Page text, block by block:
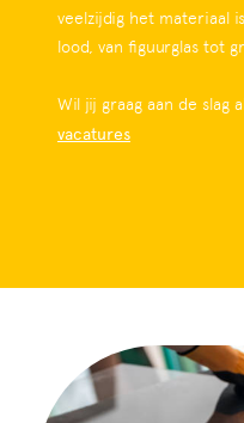
veelzijdig het materiaal
lood, van figuurglas tot
Wil jij graag aan de slag
vacatures